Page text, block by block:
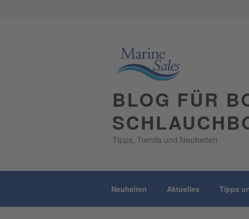
BLOG FÜR
Tipps, Trends und Neuheiten
Neuheiten Aktuelles Tipps